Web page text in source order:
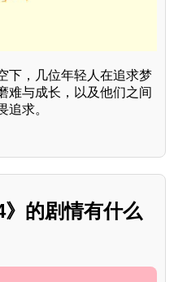
下，几位年轻人在追求梦
难与成长，以及他们之间
追求。
的剧情有什么